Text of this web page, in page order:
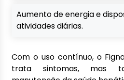
Aumento de energia e
atividades diárias.
Com o uso contínuo, o
trata sintomas, mas